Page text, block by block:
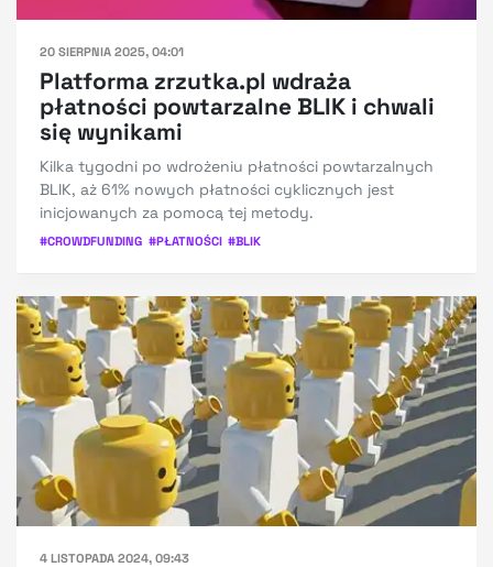
20 SIERPNIA 2025, 04:01
Platforma zrzutka.pl wdraża
płatności powtarzalne BLIK i chwali
się wynikami
Kilka tygodni po wdrożeniu płatności powtarzalnych
BLIK, aż 61% nowych płatności cyklicznych jest
inicjowanych za pomocą tej metody.
#CROWDFUNDING #PŁATNOŚCI #BLIK
4 LISTOPADA 2024, 09:43